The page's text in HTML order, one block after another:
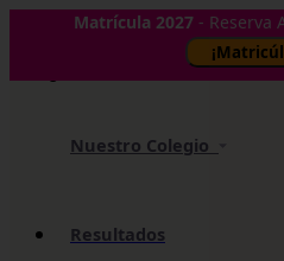
Matrícula 2027 - Reserva
Nuestro Colegio
Resultados